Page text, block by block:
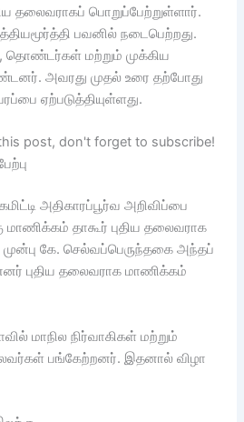
தலைவராகப் பொறுப்பேற்றுள்ளார்.
பவனில் நடைபெற்றது.
தொண்டர்கள் மற்றும் முக்கிய
அவரது முதல் உரை தற்போது
ஏற்படுத்தியுள்ளது.
post, don't forget to subscribe!
அதிகாரப்பூர்வ அறிவிப்பை
மாணிக்கம் தாகூர் புதிய தலைவராக
முன்பு கே. செல்வப்பெருந்தகை அந்தப்
புதிய தலைவராக மாணிக்கம்
மாநில நிர்வாகிகள் மற்றும்
பங்கேற்றனர். இதனால் விழா